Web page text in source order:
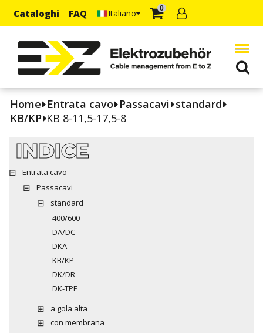
Cataloghi FAQ Italiano 0
Home Entrata cavo Passacavi standard
KB/KP KB 8-11,5-17,5-8
INDICE
Entrata cavo
Passacavi
standard
400/600
DA/DC
DKA
KB/KP
DK/DR
DK-TPE
a gola alta
con membrana